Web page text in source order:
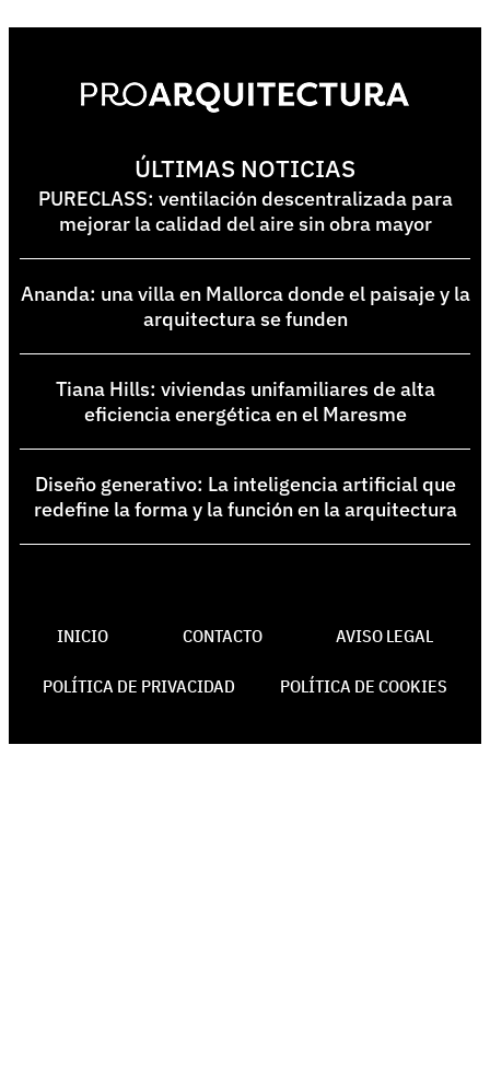
ÚLTIMAS NOTICIAS
PURECLASS: ventilación descentralizada para
mejorar la calidad del aire sin obra mayor
Ananda: una villa en Mallorca donde el paisaje y la
arquitectura se funden
Tiana Hills: viviendas unifamiliares de alta
eficiencia energética en el Maresme
Diseño generativo: La inteligencia artificial que
redefine la forma y la función en la arquitectura
INICIO CONTACTO AVISO LEGAL
POLÍTICA DE PRIVACIDAD POLÍTICA DE COOKIES